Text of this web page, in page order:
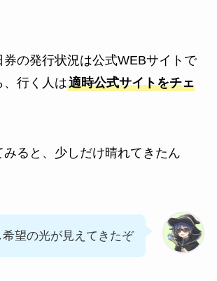
の発行状況は公式WEBサイトで
、行く人は適時公式サイトをチェ
みると、少しだけ晴れてきたん
希望の光が見えてきたぞ